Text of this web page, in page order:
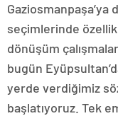
seçimlerinde
dönüşüm
bugün
yerde verdiğimiz
başlatıyoruz. Tek